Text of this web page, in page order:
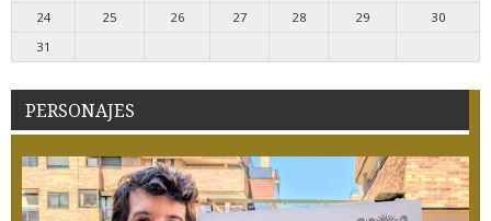
24
25 26 27 28 29
30
31
PERSONAJES